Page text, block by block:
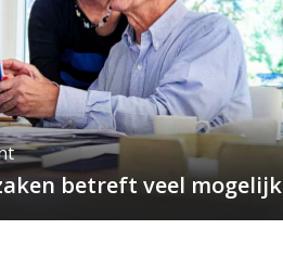
betreft veel mogelijk